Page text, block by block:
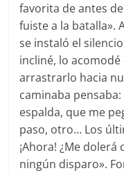
favorita de antes
fuiste a la batalla».
se instaló el
incliné, lo
arrastrarlo hacia
caminaba pensaba:
espalda, que me
paso, otro… Los
¡Ahora! ¿Me dolerá
ningún disparo».